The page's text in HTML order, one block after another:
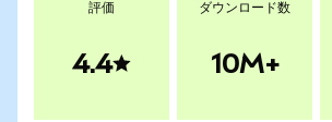
評価
4.4
ダウンロード数
10M+